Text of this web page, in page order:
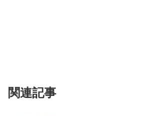
関連記事